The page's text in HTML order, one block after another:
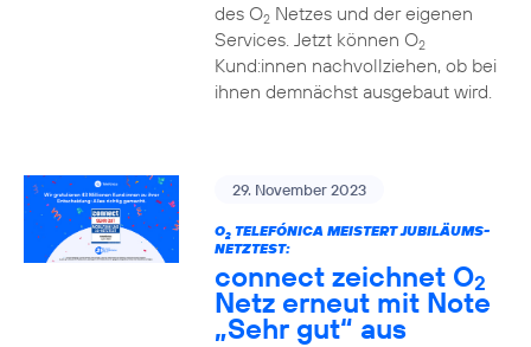
des O2Netzes und der eigenen
Services. Jetzt können O2
Kund:innen nachvollziehen, ob bei
ihnen demnächst ausgebaut wird.
29. November 2023
O2TELEFÓNICA MEISTERT JUBILÄUMS-
NETZTEST:
connect zeichnet O2
Netz erneut mit Note
„Sehr gut“ aus